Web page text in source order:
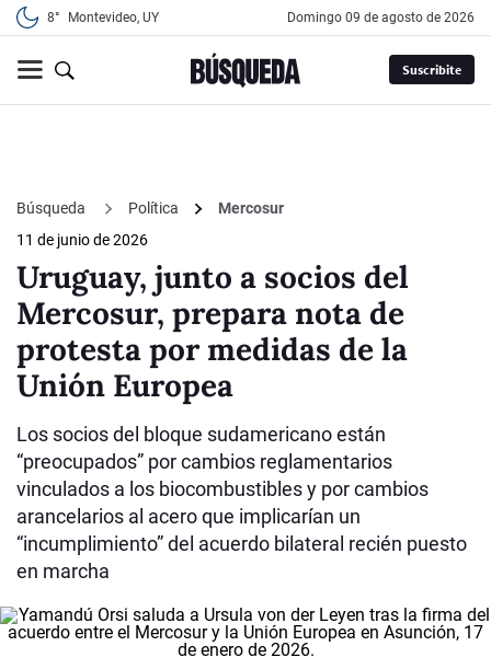
8° Montevideo, UY domingo 09 de agosto de 2026
Suscribite
Búsqueda Política
Mercosur
11 de junio de 2026
Uruguay, junto a socios del
Mercosur, prepara nota de
protesta por medidas de la
Unión Europea
Los socios del bloque sudamericano están
“preocupados” por cambios reglamentarios
vinculados a los biocombustibles y por cambios
arancelarios al acero que implicarían un
“incumplimiento” del acuerdo bilateral recién puesto
en marcha